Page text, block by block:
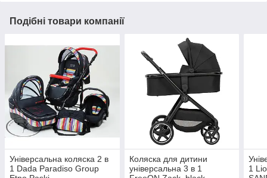
Подібні товари компанії
Універсальна коляска 2 в
1 Dada Paradiso Group
Коляска для дитини
універсальна 3 в 1
1